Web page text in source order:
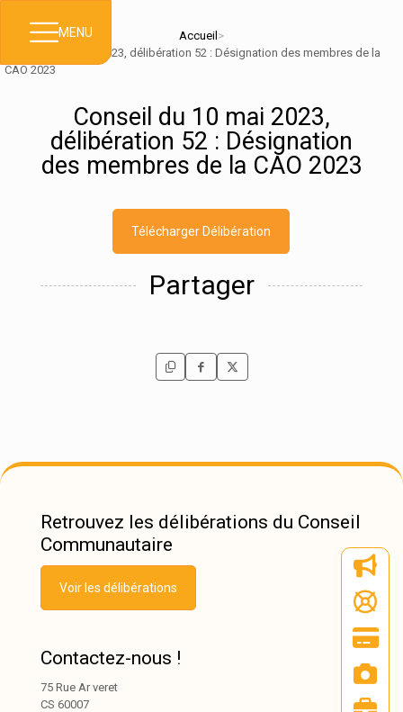
MENU Accueil >
Conseil du 10 mai 2023, délibération 52 : Désignation des membres de la
CAO 2023
Conseil du 10 mai 2023,
délibération 52 : Désignation
des membres de la CAO 2023
Télécharger Délibération
Partager
Retrouvez les délibérations du Conseil
Communautaire
Voir les délibérations
Contactez-nous !
75 Rue Ar veret
CS 60007